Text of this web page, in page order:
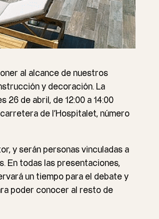
al alcance de nuestros
y decoración. La
26 de abril, de 12:00 a 14:00
de l’Hospitalet, número
y serán personas vinculadas a
En todas las presentaciones,
un tiempo para el debate y
poder conocer al resto de